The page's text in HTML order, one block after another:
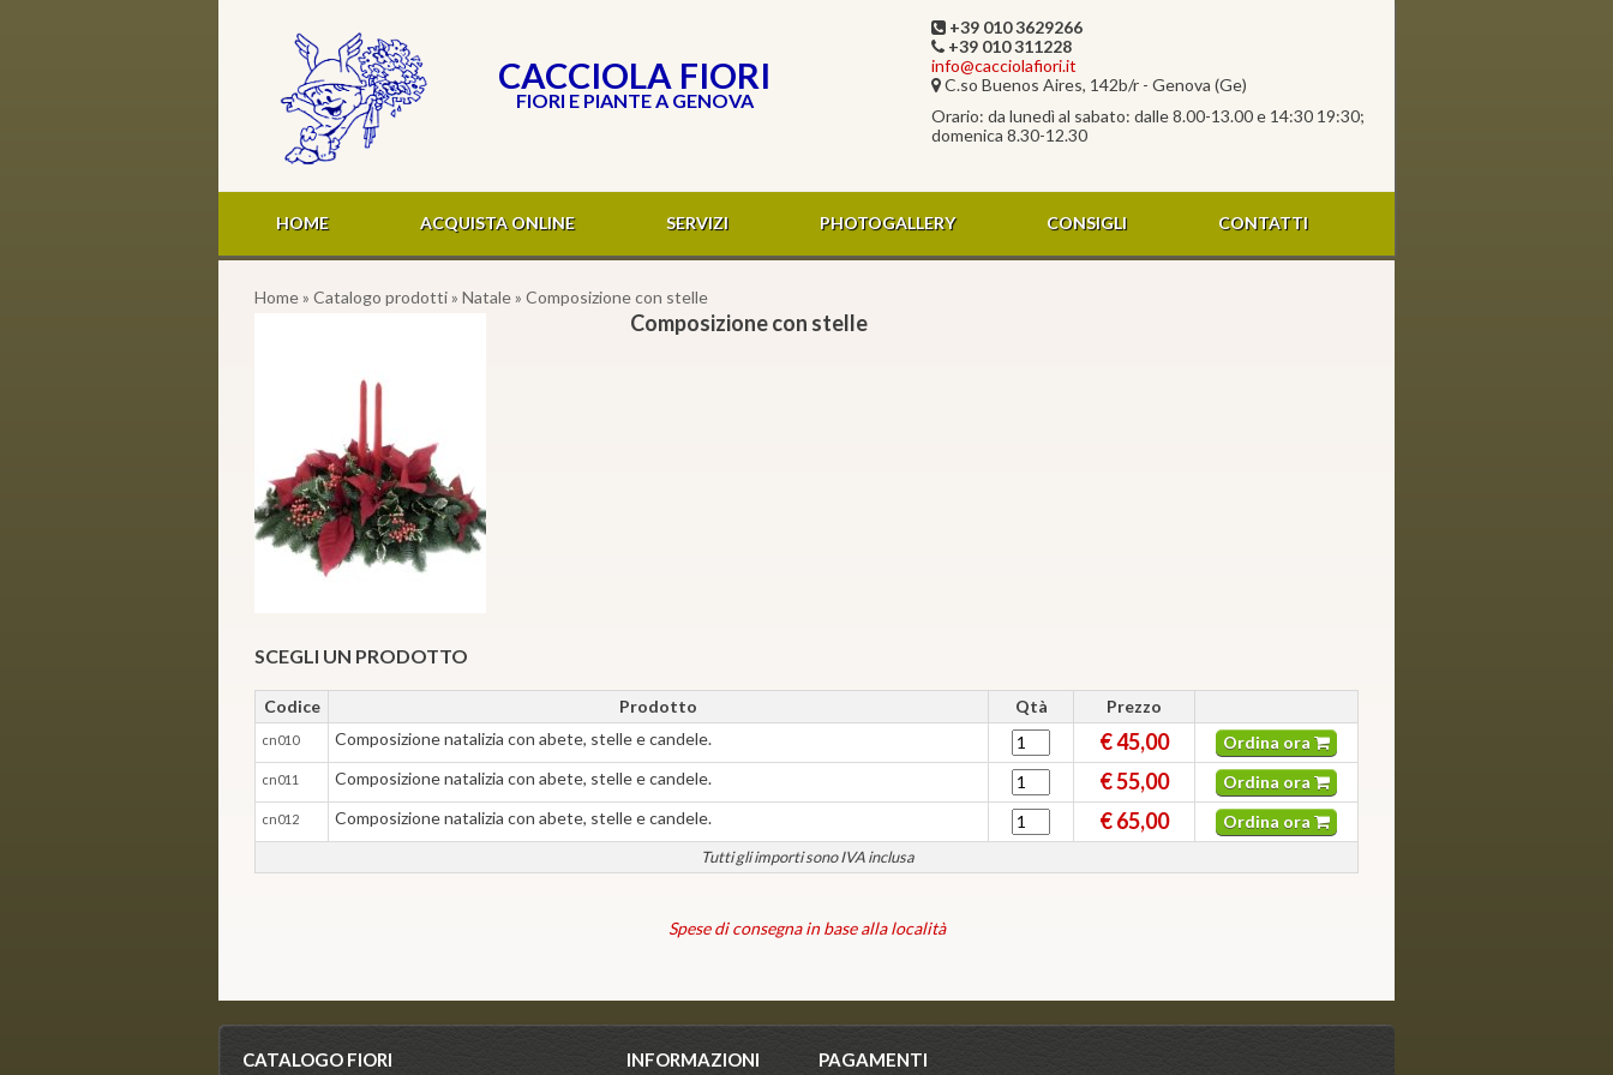
CACCIOLA FIORI
FIORI E PIANTE A GENOVA
+39 010 3629266
+39 010 311228
info@cacciolafiori.it
C.so Buenos Aires, 142b/r - Genova (Ge)
Orario: da lunedì al sabato: dalle 8.00-13.00 e 14:30 19:30;
domenica 8.30-12.30
HOME ACQUISTA ONLINE SERVIZI PHOTOGALLERY CONSIGLI CONTATTI
Home» Catalogo prodotti» Natale» Composizione con stelle
Composizione con stelle
SCEGLI UN PRODOTTO
Codice Prodotto Qtà Prezzo
Tutti gli importi sono IVA inclusa
cn010 Composizione natalizia con abete, stelle e candele. € 45,00 Ordina ora
cn011 Composizione natalizia con abete, stelle e candele. € 55,00 Ordina ora
cn012 Composizione natalizia con abete, stelle e candele. € 65,00 Ordina ora
Spese di consegna in base alla località
CATALOGO FIORI INFORMAZIONI PAGAMENTI